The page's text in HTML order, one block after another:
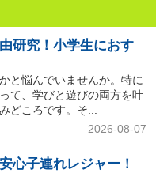
研究！小学生におす
と悩んでいませんか。特に
て、学びと遊びの両方を叶
どころです。そ...
2026-08-07
心子連れレジャー！